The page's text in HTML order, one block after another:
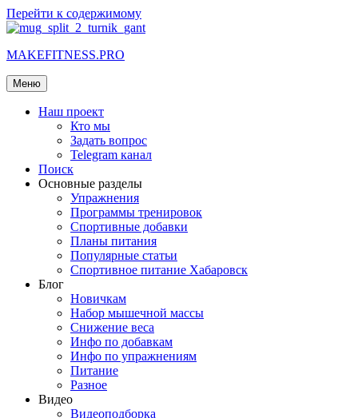
Перейти к содержимому
MAKEFITNESS.PRO
Меню
Наш проект
Кто мы
Задать вопрос
Telegram канал
Поиск
Основные разделы
Упражнения
Программы тренировок
Спортивные добавки
Планы питания
Популярные статьи
Спортивное питание Хабаровск
Блог
Новичкам
Набор мышечной массы
Снижение веса
Инфо по добавкам
Инфо по упражнениям
Питание
Разное
Видео
Видеоподборка